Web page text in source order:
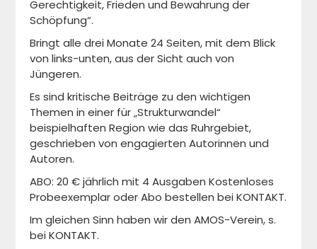
Gerechtigkeit, Frieden und Bewahrung der
Schöpfung“.
Bringt alle drei Monate 24 Seiten, mit dem Blick
von links-unten, aus der Sicht auch von
Jüngeren.
Es sind kritische Beiträge zu den wichtigen
Themen in einer für „Strukturwandel“
beispielhaften Region wie das Ruhrgebiet,
geschrieben von engagierten Autorinnen und
Autoren.
ABO: 20 € jährlich mit 4 Ausgaben Kostenloses
Probeexemplar oder Abo bestellen bei KONTAKT.
Im gleichen Sinn haben wir den AMOS-Verein, s.
bei KONTAKT.